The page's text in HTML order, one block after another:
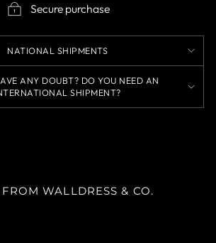
Secure purchase
NATIONAL SHIPMENTS
ANY DOUBT? DO YOU NEED AN
SHIPMENT?
WALLDRESS & CO.